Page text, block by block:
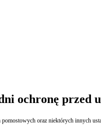
ochronę przed
oraz niektórych innych